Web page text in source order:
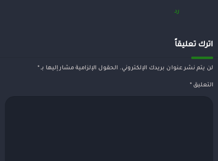
رد
اترك تعليقاً
لن يتم نشر عنوان بريدك الإلكتروني. الحقول الإلزامية مشار إليها بـ*
التعليق *